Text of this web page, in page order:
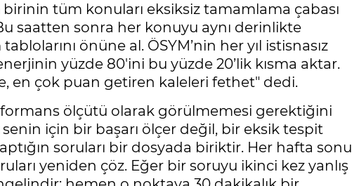
tüm konuları eksiksiz tamamlama çabası
saatten sonra her konuyu aynı derinlikte
tablolarını önüne al. ÖSYM’nin her yıl istisnasız
yüzde 80'ini bu yüzde 20’lik kısma aktar.
en çok puan getiren kaleleri fethet" dedi.
ölçütü olarak görülmemesi gerektiğini
için bir başarı ölçer değil, bir eksik tespit
soruları bir dosyada biriktir. Her hafta sonu
yeniden çöz. Eğer bir soruyu ikinci kez yanlış